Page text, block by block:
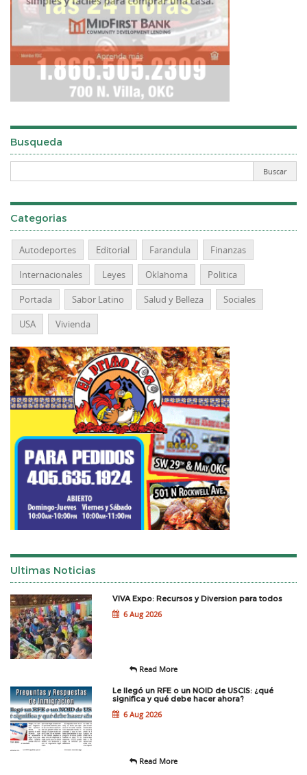
Busqueda
Categorias
Autodeportes Editorial Farandula
Finanzas
Internacionales
Leyes Oklahoma
Politica
Portada
Sabor Latino Salud y Belleza
Sociales
USA
Vivienda
Ultimas Noticias
VIVA Expo: Recursos y Diversion para todos
6 Aug 2026
Read More
Le llegó un RFE o un NOID de USCIS: ¿qué
significa y qué debe hacer ahora?
6 Aug 2026
Read More